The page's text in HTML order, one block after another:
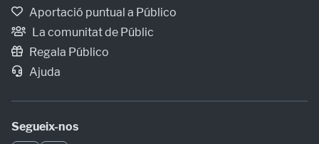
Aportació puntual a Público
La comunitat de Públic
Regala Público
Ajuda
Segueix-nos